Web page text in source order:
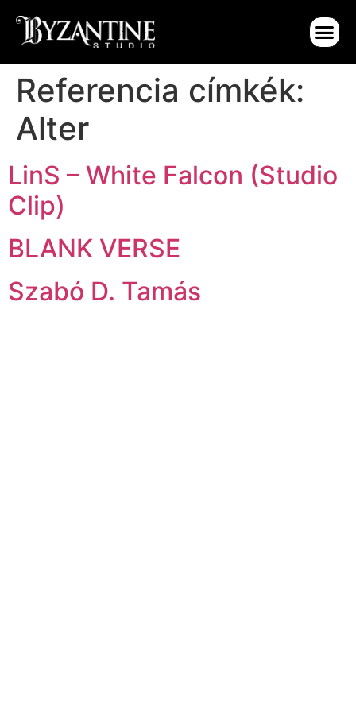
Referencia címkék:
Alter
LinS – White Falcon (Studio
Clip)
BLANK VERSE
Szabó D. Tamás